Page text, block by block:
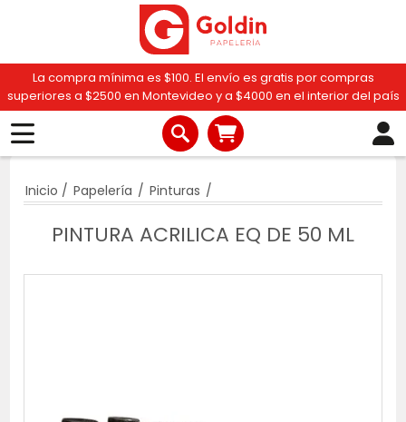
La compra mínima es $100. El envío es gratis por compras
superiores a $2500 en Montevideo y a $4000 en el interior del país
Inicio / Papelería / Pinturas /
PINTURA ACRILICA EQ DE 50 ML